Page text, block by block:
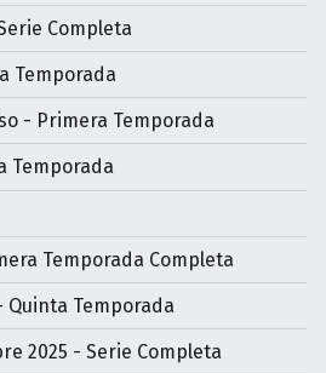
Completa
Temporada
- Primera Temporada
Temporada
Temporada Completa
Quinta Temporada
2025 - Serie Completa